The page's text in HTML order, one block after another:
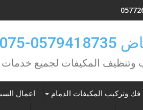
وتنظيف المكيفات لجميع
فك وتركيب المكيفات الدمام اعمال